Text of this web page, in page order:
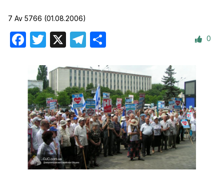
7 Av 5766 (01.08.2006)
Facebook
Twitter Telegram 0